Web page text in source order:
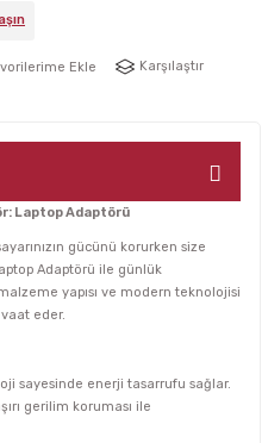
Karşılaştır
Laptop Adaptörü
gücünü korurken size
Adaptörü ile günlük
malzeme yapısı ve modern teknolojisi
eder.
sayesinde enerji tasarrufu sağlar.
gerilim koruması ile